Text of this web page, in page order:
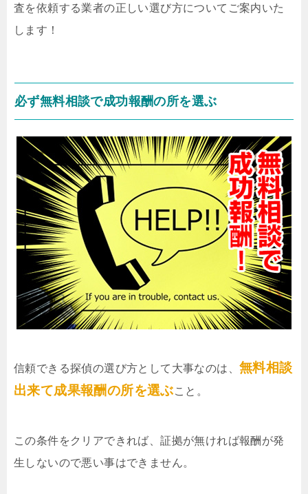
査を依頼する業者の正しい選び方についてご案内いた
します！
必ず無料相談で成功報酬の所を選ぶ
信頼できる探偵の選び方として大事なのは、 無料相談
出来て成果報酬の所を選ぶこと。
この条件をクリアできれば、証拠が無ければ報酬が発
生しないので悪い事はできません。